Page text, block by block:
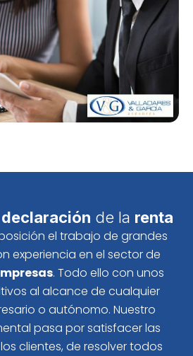
declaración de la renta
el trabajo de grandes
experiencia en el sector de
. Todo ello con unos
al alcance de cualquier
o autónomo. Nuestro
pasa por satisfacer las
clientes, de resolver todos